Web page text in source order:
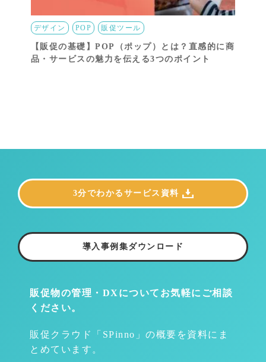
デザイン POP 販促ツール
【販促の基礎】POP（ポップ）とは？直感的に商
品・サービスの魅力を伝える3つのポイント
販促物の管理・DXについて お気軽にご相談
ください。
販促クラウド「SPinno」の概要を資料にま
とめています。
3分でわかるサービス資料
導入事例集ダウンロード